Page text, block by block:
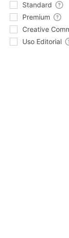
Standard
Premium
Creative
Uso Editorial